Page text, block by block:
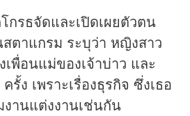
กรธจัดและเปิดเผยตัวตน
ตาแกรม ระบุว่า หญิงสาว
พื่อนแม่ของเจ้าบ่าว และ
รั้ง เพราะเรื่องธุรกิจ ซึ่งเธอ
านแต่งงานเช่นกัน